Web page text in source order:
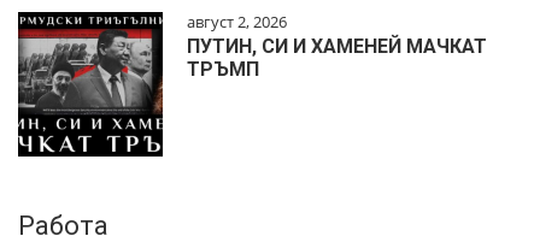
август 2, 2026
ПУТИН, СИ И ХАМЕНЕЙ МАЧКАТ
ТРЪМП
Работа